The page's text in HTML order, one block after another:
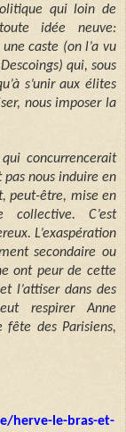
qui loin de
idée neuve:
caste (on l’a vu
qui, sous
s’unir aux élites
nous imposer la
concurrencerait
pas nous induire en
peut-être, mise en
collective. C’est
L’exaspération
secondaire ou
ont peur de cette
l’attiser dans des
respirer Anne
des Parisiens,
herve-le-bras-et-